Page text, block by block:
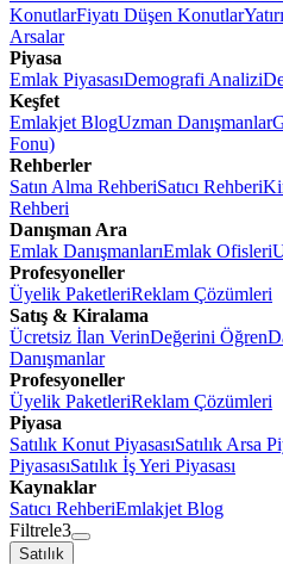
KonutlarFiyatı Düşen Konutlar
Arsalar
Piyasa
Emlak PiyasasıDemografi Analizi
Keşfet
Emlakjet BlogUzman Danışmanlar
Fonu)
Rehberler
Satın Alma RehberiSatıcı Rehberi
Rehberi
Danışman Ara
Emlak DanışmanlarıEmlak Ofisleri
Profesyoneller
Üyelik PaketleriReklam Çözümleri
Satış & Kiralama
Ücretsiz İlan VerinDeğerini Öğren
Danışmanlar
Profesyoneller
Üyelik PaketleriReklam Çözümleri
Piyasa
Satılık Konut PiyasasıSatılık Arsa
PiyasasıSatılık İş Yeri Piyasası
Kaynaklar
Satıcı RehberiEmlakjet Blog
Filtrele3
Satılık